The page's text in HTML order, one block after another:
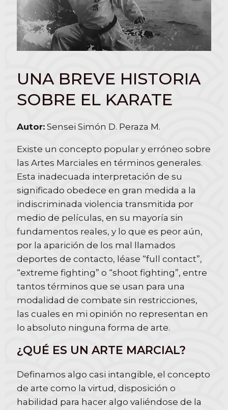
UNA BREVE HISTORIA
SOBRE EL KARATE
Autor: Sensei Simón D. Peraza M.
Existe un concepto popular y erróneo sobre
las Artes Marciales en términos generales.
Esta inadecuada interpretación de su
significado obedece en gran medida a la
indiscriminada violencia transmitida por
medio de películas, en su mayoría sin
fundamentos reales, y lo que es peor aún,
por la aparición de los mal llamados
deportes de contacto, léase “full contact”,
“extreme fighting” o “shoot fighting”, entre
tantos términos que se usan para una
modalidad de combate sin restricciones,
las cuales en mi opinión no representan en
lo absoluto ninguna forma de arte.
¿QUÉ ES UN ARTE MARCIAL?
Definamos algo casi intangible, el concepto
de arte como la virtud, disposición o
habilidad para hacer algo valiéndose de la